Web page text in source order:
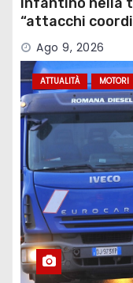
“attacchi
governance”
Ago 9, 2026
ATTUALITÀ MOTORI